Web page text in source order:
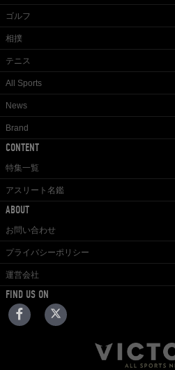
ゴルフ
相撲
テニス
All Sports
News
Brand
CONTENT
特集一覧
アスリート名鑑
ABOUT
お問い合わせ
プライバシーポリシー
運営会社
FIND US ON